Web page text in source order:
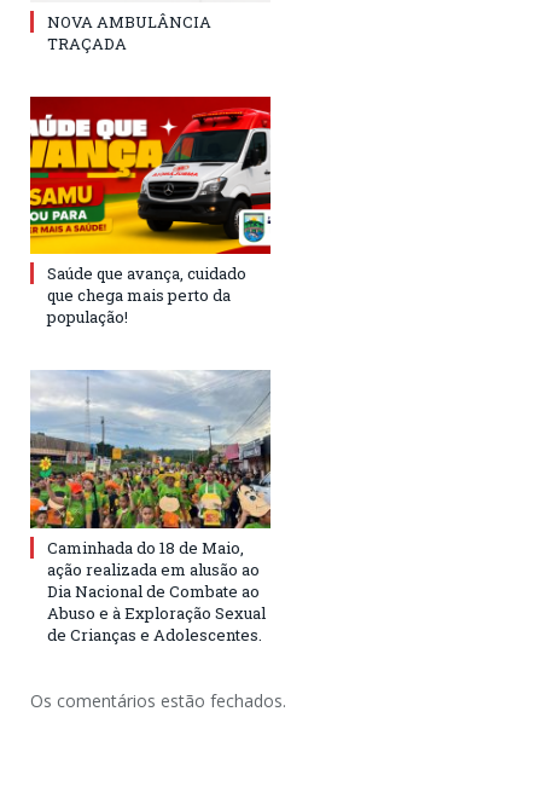
NOVA AMBULÂNCIA
TRAÇADA
Saúde que avança, cuidado
que chega mais perto da
população!
Caminhada do 18 de Maio,
ação realizada em alusão ao
Dia Nacional de Combate ao
Abuso e à Exploração Sexual
de Crianças e Adolescentes.
Os comentários estão fechados.